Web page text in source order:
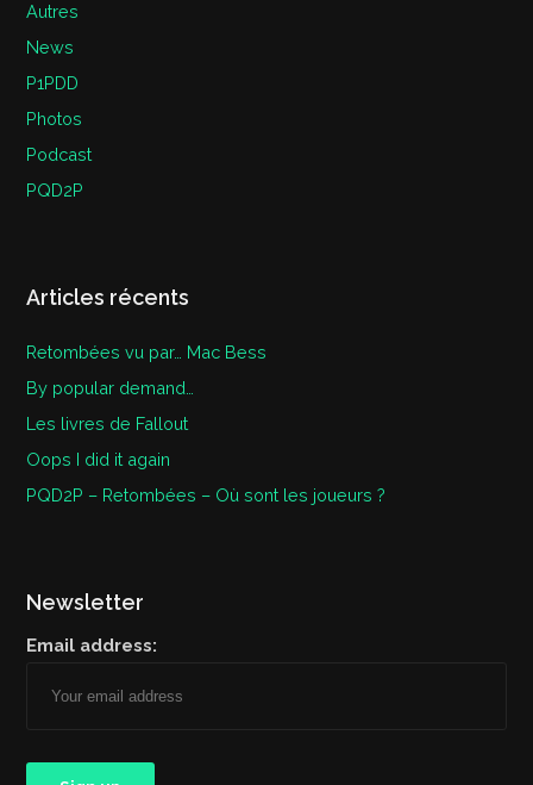
Autres
News
P1PDD
Photos
Podcast
PQD2P
Articles récents
Retombées vu par… Mac Bess
By popular demand…
Les livres de Fallout
Oops I did it again
PQD2P – Retombées – Où sont les joueurs ?
Newsletter
Email address: